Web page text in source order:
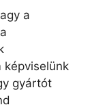
a
képviselünk
gyártót